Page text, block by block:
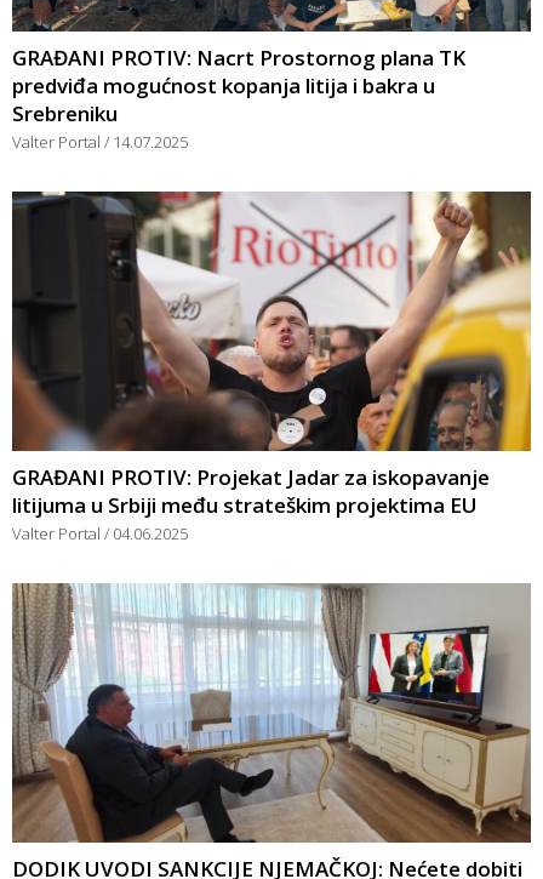
GRAĐANI PROTIV: Nacrt Prostornog plana TK
predviđa mogućnost kopanja litija i bakra u
Srebreniku
Valter Portal 14.07.2025
GRAĐANI PROTIV: Projekat Jadar za iskopavanje
litijuma u Srbiji među strateškim projektima EU
Valter Portal 04.06.2025
DODIK UVODI SANKCIJE NJEMAČKOJ: Nećete dobiti